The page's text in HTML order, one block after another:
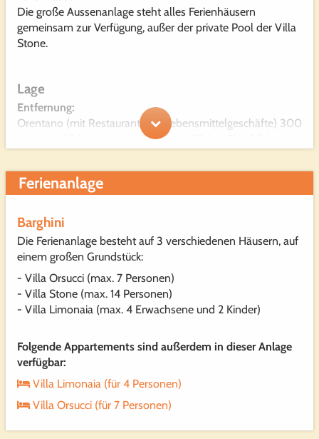
Die große Aussenanlage steht alles Ferienhäusern
gemeinsam zur Verfügung, außer der private Pool der Villa
Stone.
Lage
Entfernung:
Orentano (mit Restaurant und Lebensmittelgeschäfte) 300
m, Lucca 20 km, Montecatini Terme 20 km, Pisa 30 km,
Grundstück
Die Ferienhäuser befinden sich auf einem großen
eingezäunten Grundstück. Es gibt einen Parkplatz mit
Ladestadtion für Elektroautos, einen Fussballplatz,
Volleyballfeld, eine Tischtennisplatte und weitere
Spielsachen.
Wohnfläche
Erdgeschoss:
1 x Schlafzimmer mit einem Queensize-Bett
1 x Schlafsofa
1. Obergeschoss:
2 x Schlafzimmer mit einem Queensize-Bett
1 x Schlafzimmer mit zwei Einzelbetten und Etagenbett
Ferienanlage
Barghini
Die Ferienanlage besteht auf 3 verschiedenen Häusern, auf
einem großen Grundstück:
- Villa Orsucci (max. 7 Personen)
- Villa Stone (max. 14 Personen)
- Villa Limonaia (max. 4 Erwachsene und 2 Kinder)
Folgende Appartements sind außerdem in dieser Anlage
verfügbar:
Villa Limonaia (für 4 Personen)
Villa Orsucci (für 7 Personen)